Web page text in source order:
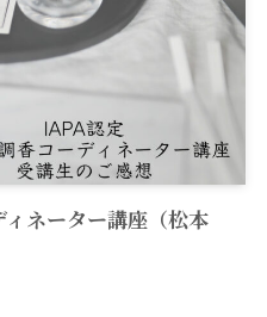
ネーター講座（松本